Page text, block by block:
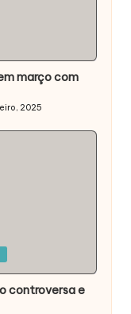
março com
2025
controversa e